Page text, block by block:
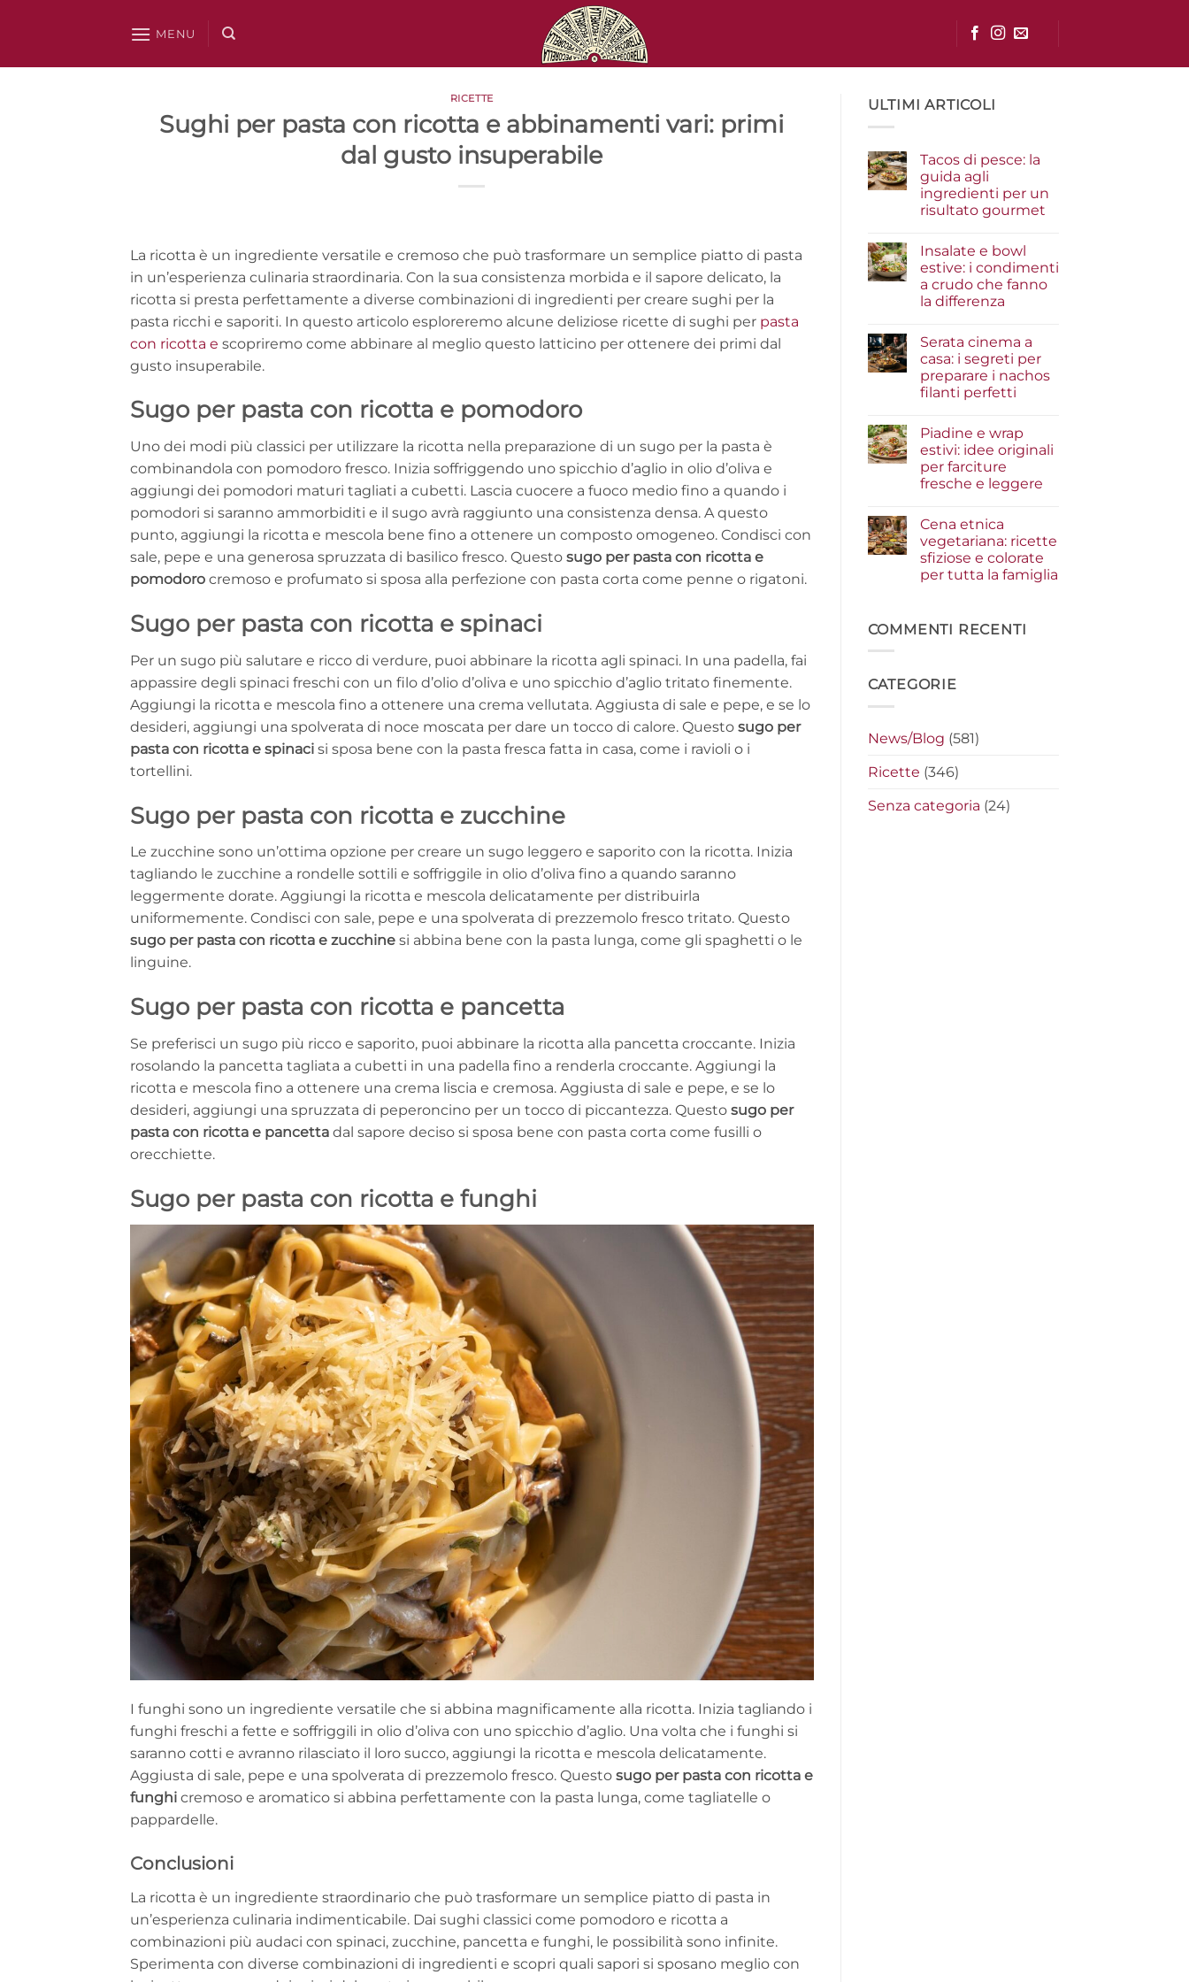
MENU
RICETTE
Sughi per pasta con ricotta e abbinamenti vari: primi
dal gusto insuperabile
La ricotta è un ingrediente versatile e cremoso che può trasformare un semplice piatto di pasta
in un’esperienza culinaria straordinaria. Con la sua consistenza morbida e il sapore delicato, la
ricotta si presta perfettamente a diverse combinazioni di ingredienti per creare sughi per la
pasta ricchi e saporiti. In questo articolo esploreremo alcune deliziose ricette di sughi per pasta
con ricotta e scopriremo come abbinare al meglio questo latticino per ottenere dei primi dal
gusto insuperabile.
Sugo per pasta con ricotta e pomodoro
Uno dei modi più classici per utilizzare la ricotta nella preparazione di un sugo per la pasta è
combinandola con pomodoro fresco. Inizia soffriggendo uno spicchio d’aglio in olio d’oliva e
aggiungi dei pomodori maturi tagliati a cubetti. Lascia cuocere a fuoco medio fino a quando i
pomodori si saranno ammorbiditi e il sugo avrà raggiunto una consistenza densa. A questo
punto, aggiungi la ricotta e mescola bene fino a ottenere un composto omogeneo. Condisci con
sale, pepe e una generosa spruzzata di basilico fresco. Questo sugo per pasta con ricotta e
pomodoro cremoso e profumato si sposa alla perfezione con pasta corta come penne o rigatoni.
Sugo per pasta con ricotta e spinaci
Per un sugo più salutare e ricco di verdure, puoi abbinare la ricotta agli spinaci. In una padella, fai
appassire degli spinaci freschi con un filo d’olio d’oliva e uno spicchio d’aglio tritato finemente.
Aggiungi la ricotta e mescola fino a ottenere una crema vellutata. Aggiusta di sale e pepe, e se lo
desideri, aggiungi una spolverata di noce moscata per dare un tocco di calore. Questo sugo per
pasta con ricotta e spinaci si sposa bene con la pasta fresca fatta in casa, come i ravioli o i
tortellini.
Sugo per pasta con ricotta e zucchine
Le zucchine sono un’ottima opzione per creare un sugo leggero e saporito con la ricotta. Inizia
tagliando le zucchine a rondelle sottili e soffriggile in olio d’oliva fino a quando saranno
leggermente dorate. Aggiungi la ricotta e mescola delicatamente per distribuirla
uniformemente. Condisci con sale, pepe e una spolverata di prezzemolo fresco tritato. Questo
sugo per pasta con ricotta e zucchine si abbina bene con la pasta lunga, come gli spaghetti o le
linguine.
Sugo per pasta con ricotta e pancetta
Se preferisci un sugo più ricco e saporito, puoi abbinare la ricotta alla pancetta croccante. Inizia
rosolando la pancetta tagliata a cubetti in una padella fino a renderla croccante. Aggiungi la
ricotta e mescola fino a ottenere una crema liscia e cremosa. Aggiusta di sale e pepe, e se lo
desideri, aggiungi una spruzzata di peperoncino per un tocco di piccantezza. Questo sugo per
pasta con ricotta e pancetta dal sapore deciso si sposa bene con pasta corta come fusilli o
orecchiette.
Sugo per pasta con ricotta e funghi
I funghi sono un ingrediente versatile che si abbina magnificamente alla ricotta. Inizia tagliando i
funghi freschi a fette e soffriggili in olio d’oliva con uno spicchio d’aglio. Una volta che i funghi si
saranno cotti e avranno rilasciato il loro succo, aggiungi la ricotta e mescola delicatamente.
Aggiusta di sale, pepe e una spolverata di prezzemolo fresco. Questo sugo per pasta con ricotta e
funghi cremoso e aromatico si abbina perfettamente con la pasta lunga, come tagliatelle o
pappardelle.
Conclusioni
La ricotta è un ingrediente straordinario che può trasformare un semplice piatto di pasta in
un’esperienza culinaria indimenticabile. Dai sughi classici come pomodoro e ricotta a
combinazioni più audaci con spinaci, zucchine, pancetta e funghi, le possibilità sono infinite.
Sperimenta con diverse combinazioni di ingredienti e scopri quali sapori si sposano meglio con
ULTIMI ARTICOLI
Tacos di pesce: la
guida agli
ingredienti per un
risultato gourmet
su
Tacos
di
pesce:
la
guida
per
un
risultato
gourmet
Insalate e bowl
estive: i condimenti
a crudo che fanno
la differenza
su
e
bowl
estive:
crudo
che
fanno
la
differenza
Serata cinema a
casa: i segreti per
preparare i nachos
filanti perfetti
su
Serata
cinema
a
casa:
preparare
i
nachos
filanti
perfetti
Piadine e wrap
estivi: idee originali
per farciture
fresche e leggere
su
e
wrap
estivi:
idee
fresche
e
Cena etnica
vegetariana: ricette
sfiziose e colorate
per tutta la famiglia
Cena
etnica
e
famiglia
COMMENTI RECENTI
CATEGORIE
News/Blog (581)
Ricette (346)
Senza categoria (24)